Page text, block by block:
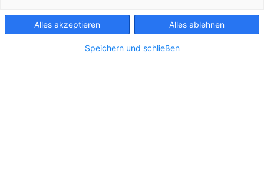
Alles akzeptieren Alles ablehnen
Speichern und schließen